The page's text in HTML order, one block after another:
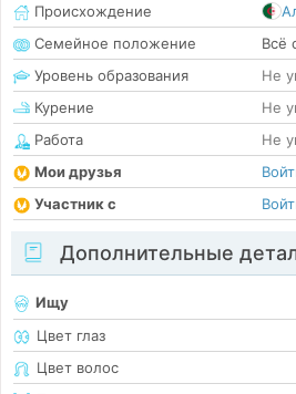
Происхождение
Семейное положение
Всё
Уровень образования
Не
Курение
Не
Работа
Не
Мои друзья
Участник с
Дополнительные
Ищу
Цвет глаз
Цвет волос